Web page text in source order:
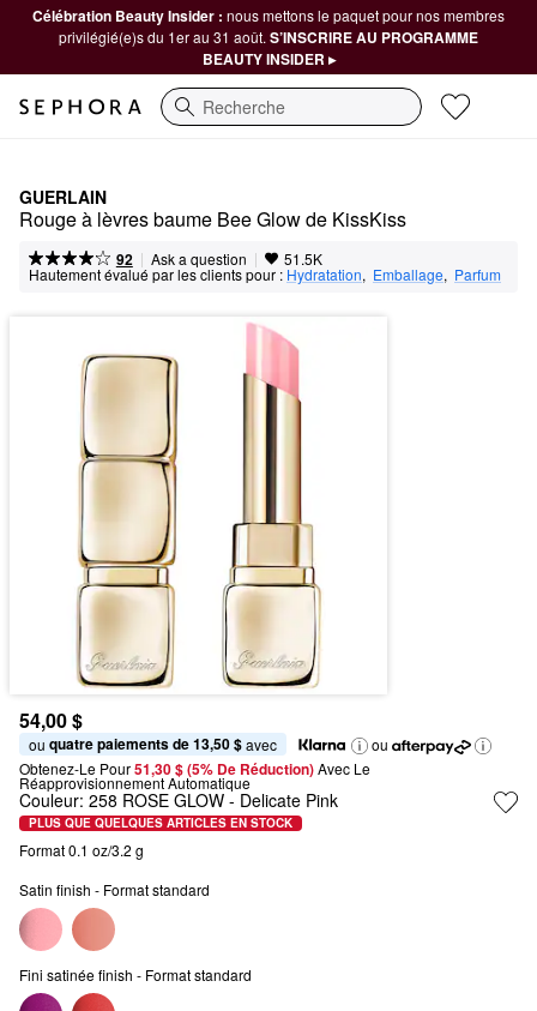
Célébration Beauty Insider : nous mettons le paquet pour nos membres
privilégié(e)s du 1er au 31 août. S’INSCRIRE AU PROGRAMME
BEAUTY INSIDER ▸
Recherche
GUERLAIN
Rouge à lèvres baume Bee Glow de KissKiss
92 | Ask a question | 51.5K
Hautement évalué par les clients pour : Hydratation, Emballage, Parfum
54,00 $
ou quatre paiements de 13,50 $ avec
ou
Obtenez-Le Pour51,30 $ (5% De Réduction) Avec Le
Réapprovisionnement Automatique
Couleur: 258 ROSE GLOW - Delicate Pink
PLUS QUE QUELQUES ARTICLES EN STOCK
Format 0.1 oz/3.2 g
Satin finish - Format standard
Fini satinée finish - Format standard